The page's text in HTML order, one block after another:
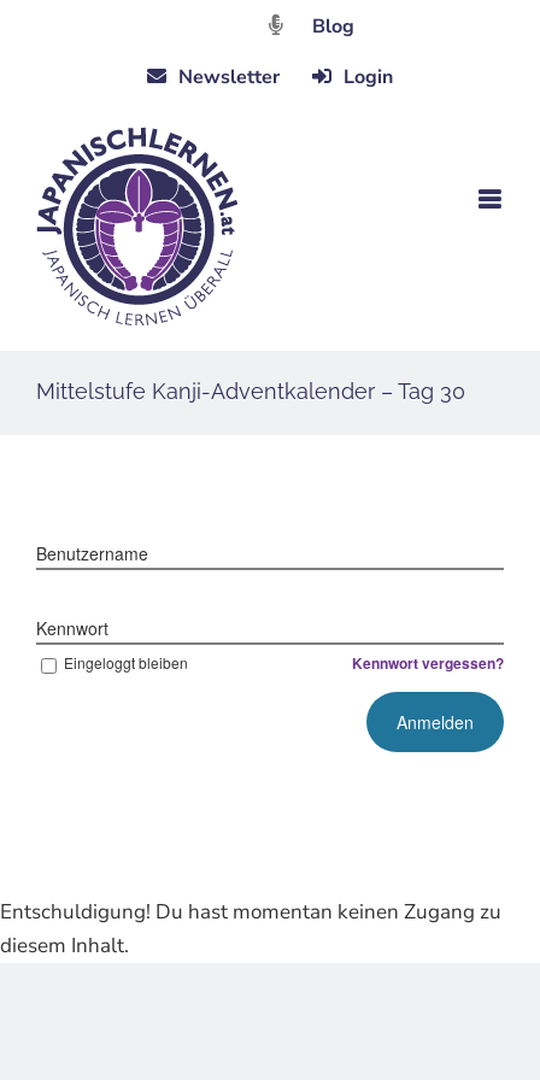
Blog
Newsletter
Login
Mittelstufe Kanji-Adventkalender – Tag 30
Benutzername
Kennwort
Eingeloggt bleiben Kennwort vergessen?
Entschuldigung! Du hast momentan keinen Zugang zu
diesem Inhalt.